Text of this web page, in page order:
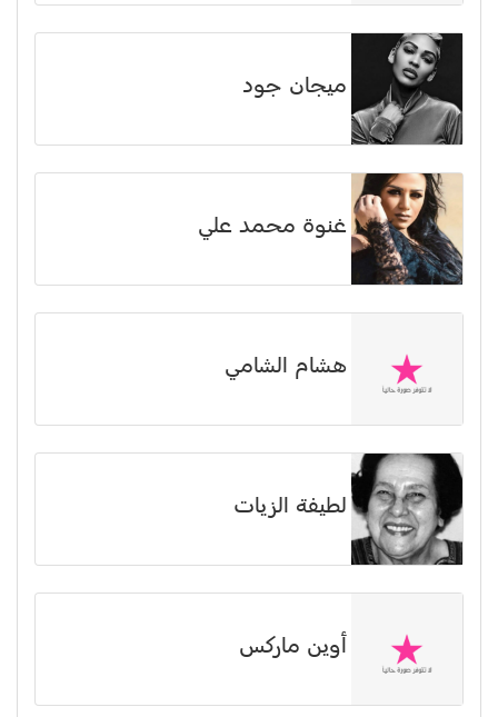
ميجان جود
غنوة محمد علي
هشام الشامي
لطيفة الزيات
أوين ماركس